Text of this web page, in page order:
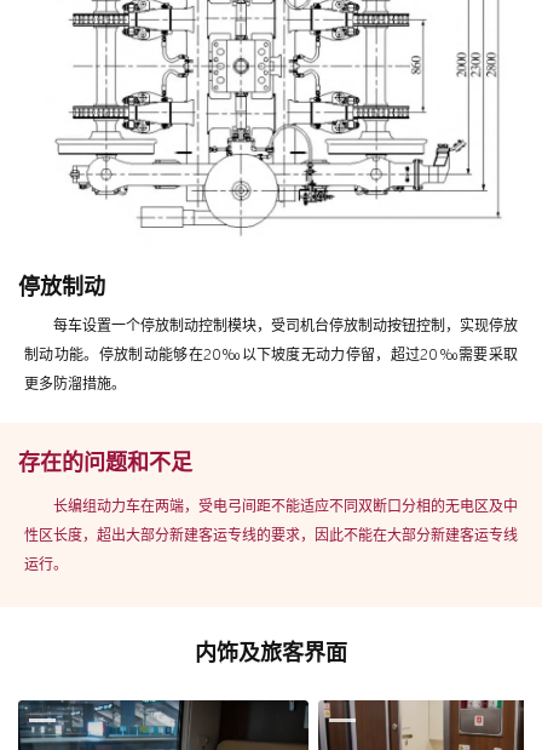
停放制动
每车设置一个停放制动控制模块，受司机台停放制动按钮控制，实现停放
制动功能。停放制动能够在20‰以下坡度无动力停留，超过20‰需要采取
更多防溜措施。
存在的问题和不足
长编组动力车在两端，受电弓间距不能适应不同双断口分相的无电区及中
性区长度，超出大部分新建客运专线的要求，因此不能在大部分新建客运专线
运行。
内饰及旅客界面